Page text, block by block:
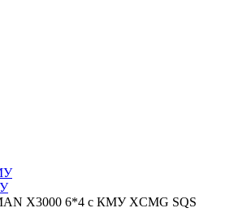
X3000 6*4 с КМУ XCMG SQS